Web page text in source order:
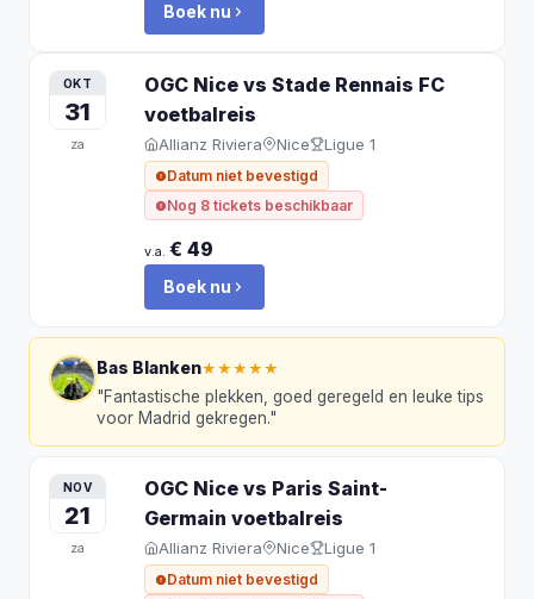
Boek nu
OKT
31
za
OGC Nice vs Stade Rennais FC
voetbalreis
Allianz Riviera Nice Ligue 1
Datum niet bevestigd
Nog 8 tickets beschikbaar
v.a. € 49
Boek nu
Bas Blanken★★★★★
"Fantastische plekken, goed geregeld en leuke tips
voor Madrid gekregen."
NOV
21
za
OGC Nice vs Paris Saint-
Germain voetbalreis
Allianz Riviera Nice Ligue 1
Datum niet bevestigd